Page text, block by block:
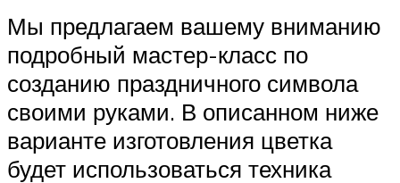
Мы предлагаем вашему вниманию
подробный мастер-класс по
созданию праздничного символа
своими руками. В описанном ниже
варианте изготовления цветка
будет использоваться техника